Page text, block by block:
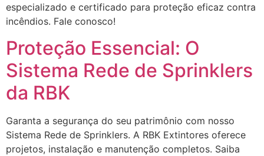
especializado e certificado para proteção eficaz contra
incêndios. Fale conosco!
Proteção Essencial: O
Sistema Rede de Sprinklers
da RBK
Garanta a segurança do seu patrimônio com nosso
Sistema Rede de Sprinklers. A RBK Extintores oferece
projetos, instalação e manutenção completos. Saiba